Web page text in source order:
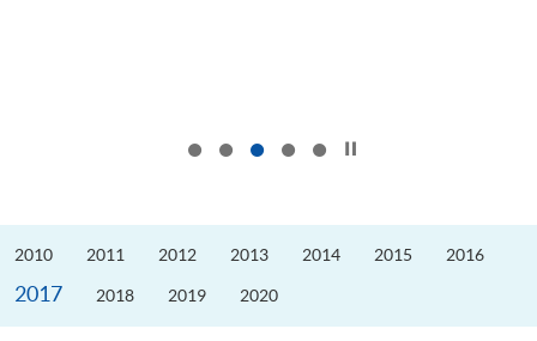
2010 2011 2012 2013 2014 2015 2016
2017 2018 2019 2020